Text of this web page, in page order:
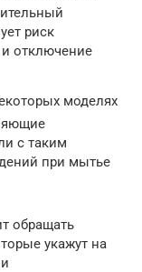
риск
отключение
моделях
с таким
при мытье
обращать
укажут на